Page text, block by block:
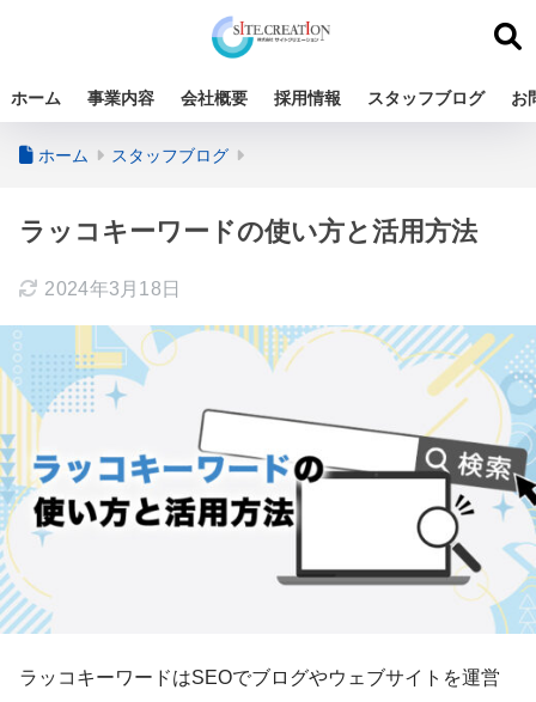
ホーム 事業内容 会社概要 採用情報 スタッフブログ お
ホーム スタッフブログ
ラッコキーワードの使い方と活用方法
2024年3月18日
ラッコキーワードはSEOでブログやウェブサイトを運営